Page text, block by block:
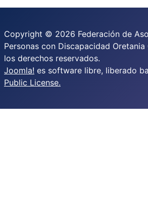
Copyright © 2026 Federación de
Personas con Discapacidad Oretania
los derechos reservados.
Joomla! es software libre, liberado
Public License.